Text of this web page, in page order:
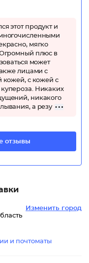
этот продукт и
мягко
плюс в
может
лицами с
кожей, с кожей с
Никаких
никакого
а резу
отзывы
Изменить город
и почтоматы